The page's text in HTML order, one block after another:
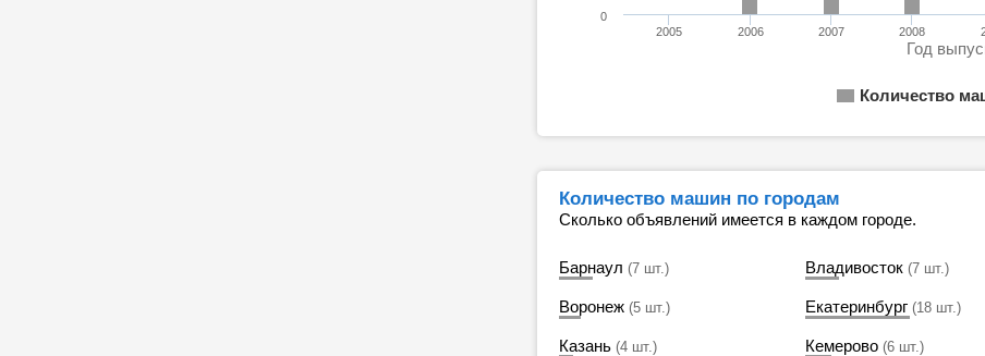
Год
Количество
2005 2006 2007 2008
0
Количество машин по городам
Сколько объявлений имеется в каждом городе.
Барнаул (7 шт.) Владивосток (7 шт.)
Воронеж (5 шт.) Екатеринбург (18 шт.)
Казань (4 шт.) Кемерово (6 шт.)